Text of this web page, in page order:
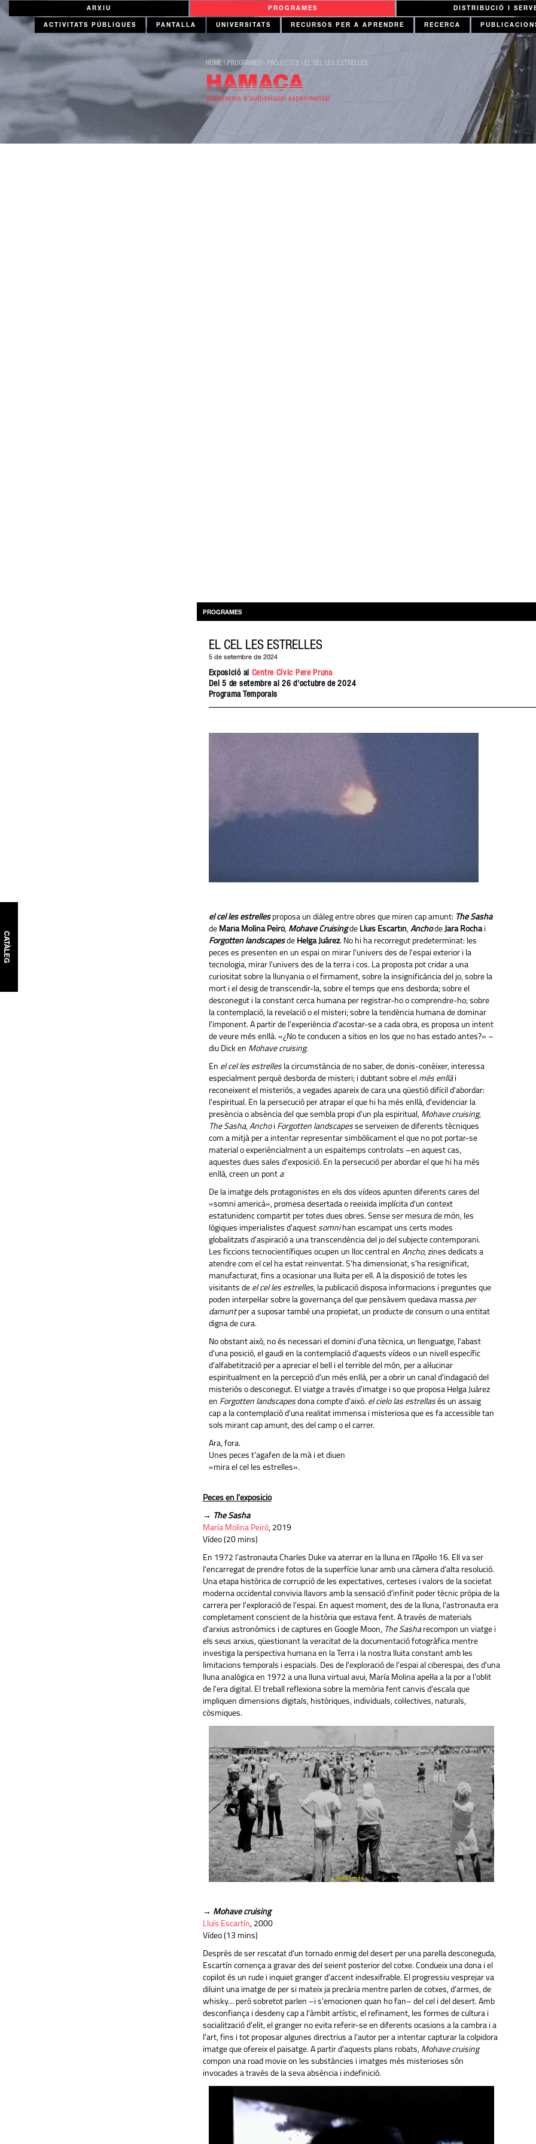
ARXIU PROGRAMES DISTRIBUCIÓ I
ACTIVITATS PÚBLIQUES PANTALLA UNIVERSITATS RECURSOS PER A APRENDRE RECERCA
HOME \ PROGRAMES\ PROJECTES\ EL CEL LES ESTRELLES
CATÀLEG
PROGRAMES
EL CEL LES ESTRELLES
5 de setembre de 2024
Exposició al Centre Cívic Pere Pruna
Del 5 de setembre al 26 d'octubre de 2024
Programa Temporals
el cel les estrellesproposa un diàleg entre obres que miren cap amunt: The Sasha
de María Molina Peiró, Mohave Cruisingde Lluís Escartín, Anchode Jara Rochai
Forgotten landscapesde Helga Juárez. No hi ha recorregut predeterminat: les
peces es presenten en un espai on mirar l'univers des de l'espai exterior i la
tecnologia, mirar l'univers des de la terra i cos. La proposta pot cridar a una
curiositat sobre la llunyania o el firmament, sobre la insignificància del jo, sobre la
mort i el desig de transcendir-la, sobre el temps que ens desborda; sobre el
desconegut i la constant cerca humana per registrar-ho o comprendre-ho; sobre
la contemplació, la revelació o el misteri; sobre la tendència humana de dominar
l'imponent. A partir de l'experiència d'acostar-se a cada obra, es proposa un intent
de veure més enllà. «¿No te conducen a sitios en los que no has estado antes?» –
diu Dick en Mohave cruising.
En el cel les estrellesla circumstància de no saber, de donis-conèixer, interessa
especialment perquè desborda de misteri; i dubtant sobre el més enllài
reconeixent el misteriós, a vegades apareix de cara una qüestió difícil d'abordar:
l'espiritual. En la persecució per atrapar el que hi ha més enllà, d'evidenciar la
presència o absència del que sembla propi d'un pla espiritual, Mohave cruising,
The Sasha, Anchoi Forgotten landscapesse serveixen de diferents tècniques
com a mitjà per a intentar representar simbòlicament el que no pot portar-se
material o experièncialment a un espaitemps controlats –en aquest cas,
aquestes dues sales d'exposició. En la persecució per abordar el que hi ha més
enllà, creen un pont a
De la imatge dels protagonistes en els dos vídeos apunten diferents cares del
«somni americà», promesa desertada o reeixida implícita d'un context
estatunidenc compartit per totes dues obres. Sense ser mesura de món, les
lògiques imperialistes d'aquest somnihan escampat uns certs modes
globalitzats d'aspiració a una transcendència del jo del subjecte contemporani.
Les ficcions tecnocientífiques ocupen un lloc central en Ancho, zines dedicats a
atendre com el cel ha estat reinventat. S'ha dimensionat, s'ha resignificat,
manufacturat, fins a ocasionar una lluita per ell. A la disposició de totes les
visitants de el cel les estrelles, la publicació disposa informacions i preguntes que
poden interpel·lar sobre la governança del que pensàvem quedava massa per
damuntper a suposar també una propietat, un producte de consum o una entitat
digna de cura.
No obstant això, no és necessari el domini d'una tècnica, un llenguatge, l'abast
d'una posició, el gaudi en la contemplació d'aquests vídeos o un nivell específic
d'alfabetització per a apreciar el bell i el terrible del món, per a al·lucinar
espiritualment en la percepció d'un més enllà, per a obrir un canal d'indagació del
misteriós o desconegut. El viatge a través d'imatge i so que proposa Helga Juárez
en Forgotten landscapesdona compte d'això. el cielo las estrellasés un assaig
cap a la contemplació d'una realitat immensa i misteriosa que es fa accessible tan
sols mirant cap amunt, des del camp o el carrer.
Ara, fora.
Unes peces t'agafen de la mà i et diuen
«mira el cel les estrelles».
Peces en l'exposició
→ The Sasha
María Molina Peiró, 2019
Vídeo (20 mins)
En 1972 l'astronauta Charles Duke va aterrar en la lluna en l'Apol·lo 16. Ell va ser
l'encarregat de prendre fotos de la superfície lunar amb una càmera d'alta resolució.
Una etapa històrica de corrupció de les expectatives, certeses i valors de la societat
moderna occidental convivia llavors amb la sensació d'infinit poder tècnic pròpia de la
carrera per l'exploració de l'espai. En aquest moment, des de la lluna, l'astronauta era
completament conscient de la història que estava fent. A través de materials
d'arxius astronòmics i de captures en Google Moon, The Sasharecompon un viatge i
els seus arxius, qüestionant la veracitat de la documentació fotogràfica mentre
investiga la perspectiva humana en la Terra i la nostra lluita constant amb les
limitacions temporals i espacials. Des de l'exploració de l'espai al ciberespai, des d'una
lluna analògica en 1972 a una lluna virtual avui, María Molina apel·la a la por a l'oblit
de l'era digital. El treball reflexiona sobre la memòria fent canvis d'escala que
impliquen dimensions digitals, històriques, individuals, col·lectives, naturals,
còsmiques.
→ Mohave cruising
Lluís Escartín, 2000
Vídeo (13 mins)
Després de ser rescatat d'un tornado enmig del desert per una parella desconeguda,
Escartín comença a gravar des del seient posterior del cotxe. Condueix una dona i el
copilot és un rude i inquiet granger d'accent indesxifrable. El progressiu vesprejar va
diluint una imatge de per si mateix ja precària mentre parlen de cotxes, d'armes, de
whisky… però sobretot parlen –i s'emocionen quan ho fan– del cel i del desert. Amb
desconfiança i desdeny cap a l'àmbit artístic, el refinament, les formes de cultura i
socialització d'elit, el granger no evita referir-se en diferents ocasions a la cambra i a
l'art, fins i tot proposar algunes directrius a l'autor per a intentar capturar la colpidora
imatge que ofereix el paisatge. A partir d'aquests plans robats, Mohave cruising
compon una road movie on les substàncies i imatges més misterioses són
invocades a través de la seva absència i indefinició.